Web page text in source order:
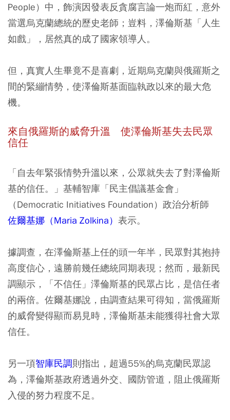
People）中，飾演因發表反貪腐言論一炮而紅，意外
當選烏克蘭總統的歷史老師；豈料，澤倫斯基「人生
如戲」，居然真的成了國家領導人。
但，真實人生畢竟不是喜劇，近期烏克蘭與俄羅斯之
間的緊繃情勢，使澤倫斯基面臨執政以來的最大危
機。
來自俄羅斯的威脅升溫 使澤倫斯基失去民眾
信任
「自去年緊張情勢升溫以來，公眾就失去了對澤倫斯
基的信任。」基輔智庫「民主倡議基金會」
（Democratic Initiatives Foundation）政治分析師
佐爾基娜（Maria Zolkina） 表示。
據調查，在澤倫斯基上任的頭一年半，民眾對其抱持
高度信心，遠勝前幾任總統同期表現；然而，最新民
調顯示，「不信任」澤倫斯基的民眾占比，是信任者
的兩倍。佐爾基娜說，由調查結果可得知，當俄羅斯
的威脅變得顯而易見時，澤倫斯基未能獲得社會大眾
信任。
另一項智庫民調則指出，超過55%的烏克蘭民眾認
為，澤倫斯基政府透過外交、國防管道，阻止俄羅斯
入侵的努力程度不足。